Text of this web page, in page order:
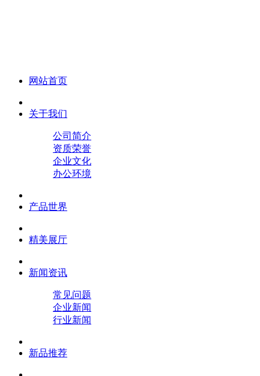
网站首页
关于我们
公司简介
资质荣誉
企业文化
办公环境
产品世界
精美展厅
新闻资讯
常见问题
企业新闻
行业新闻
新品推荐